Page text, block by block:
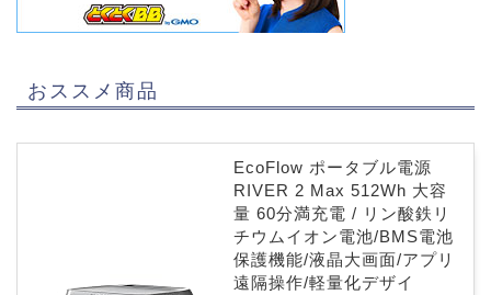
おススメ商品
EcoFlow ポータブル電源
RIVER 2 Max 512Wh 大容
量 60分満充電 / リン酸鉄リ
チウムイオン電池/BMS電池
保護機能/液晶大画面/アプリ
遠隔操作/軽量化デザイ